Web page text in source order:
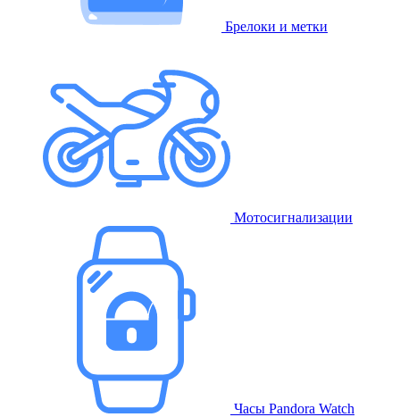
Брелоки и метки
Мотосигнализации
Часы Pandora Watch